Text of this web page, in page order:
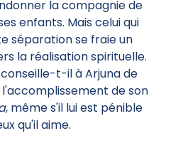
la compagnie de
enfants. Mais celui qui
séparation se fraie un
la réalisation spirituelle.
conseille-t-il à Arjuna de
de son
, même s'il lui est pénible
qu'il aime.